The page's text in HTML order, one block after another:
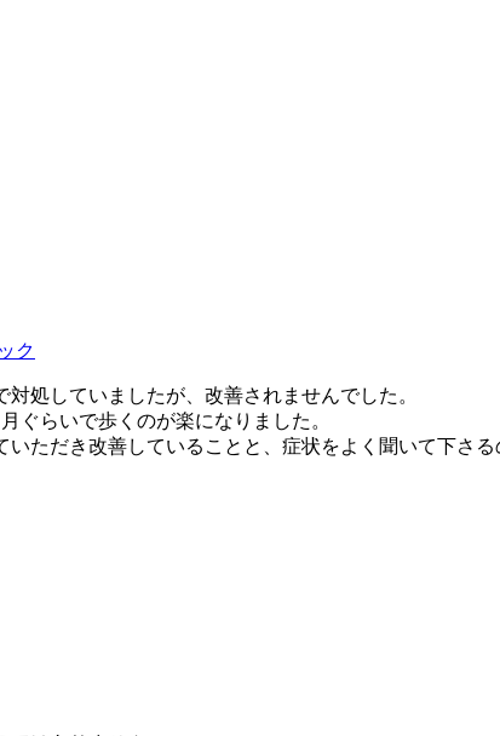
処していましたが、改善されませんでした。
ぐらいで歩くのが楽になりました。
ただき改善していることと、症状をよく聞いて下さ